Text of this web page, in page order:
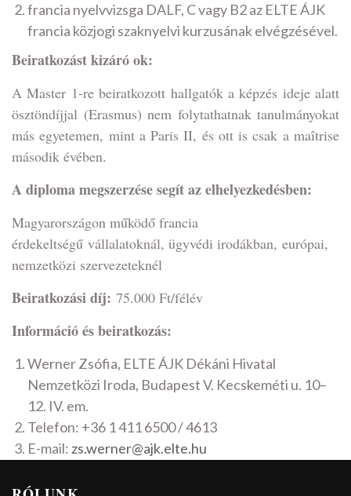
francia nyelvvizsga DALF, C vagy B2 az ELTE ÁJK
francia közjogi szaknyelvi kurzusának elvégzésével.
Beiratkozást kizáró ok:
A Master 1-re beiratkozott hallgatók a képzés ideje alatt
ösztöndíjjal (Erasmus) nem folytathatnak tanulmányokat
más egyetemen, mint a Paris II, és ott is csak a maîtrise
második évében.
A diploma megszerzése segít az elhelyezkedésben:
Magyarországon működő francia
érdekeltségű vállalatoknál, ügyvédi irodákban, európai,
nemzetközi szervezeteknél
Beiratkozási díj: 75.000 Ft/félév
Információ és beiratkozás:
Werner Zsófia, ELTE ÁJK Dékáni Hivatal
Nemzetközi Iroda, Budapest V. Kecskeméti u. 10–
12. IV. em.
Telefon: +36 1 411 6500 / 4613
E-mail: zs.werner@ajk.elte.hu